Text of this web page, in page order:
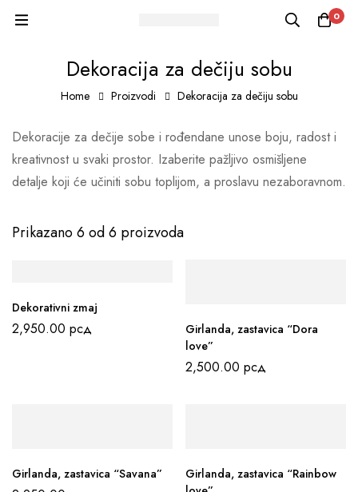
0
Dekoracija za dečiju sobu
Home Proizvodi Dekoracija za dečiju sobu
Dekoracije za dečije sobe i rođendane unose boju, radost i
kreativnost u svaki prostor. Izaberite pažljivo osmišljene
detalje koji će učiniti sobu toplijom, a proslavu nezaboravnom.
Prikazano 6 od 6 proizvoda
Dekorativni zmaj
2,950.00 рсд
Girlanda, zastavica “Dora
love”
2,500.00 рсд
Girlanda, zastavica “Savana”
Girlanda, zastavica “Rainbow